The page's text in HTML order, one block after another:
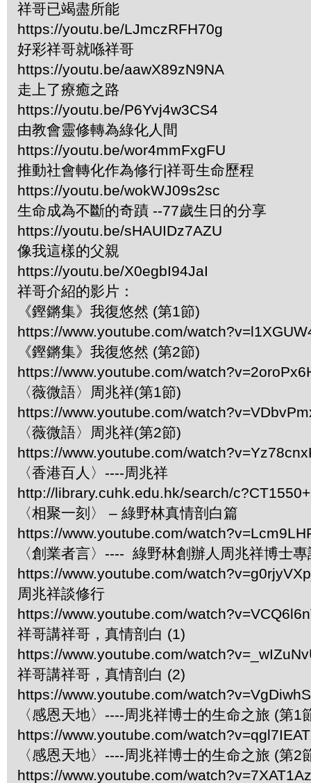
祥哥已竭盡所能
https://youtu.be/LJmczRFH70g
好彩祥哥就喺祥哥
https://youtu.be/aawX89zN9NA
走上了療癒之路
https://youtu.be/P6Yvj4w3CS4
由教會靈修轉為綠化人間
https://youtu.be/wor4mmFxgFU
推動社會轉化作為修行|祥哥生命歷程
https://youtu.be/wokWJ09s2sc
生命成為不斷的奇蹟 --77歲生日的分享
https://youtu.be/sHAUIDz7AZU
像我這樣的父親
https://youtu.be/X0egbI94JaI
祥哥介紹的影片：
《鏗鏘集》我復悠然 (第1節)
https://www.youtube.com/
《鏗鏘集》我復悠然 (第2節)
https://www.youtube.com/
〈薇微語〉周兆祥(第1節)
https://www.youtube.com/
〈薇微語〉周兆祥(第2節)
https://www.youtube.com/
〈香港百人〉----周兆祥
http://library.cuhk.edu.hk/search/
〈相聚一刻〉 – 綠野林真情剖白篇
https://www.youtube.com/
〈創業者言〉---- 綠野林創辦人周兆祥博士專
https://www.youtube.com/
周兆祥談修行
https://www.youtube.com/
祥哥講祥哥，真情剖白 (1)
https://www.youtube.com/
祥哥講祥哥，真情剖白 (2)
https://www.youtube.com/
〈感恩天地〉----周兆祥博士的生命之旅 (第1
https://www.youtube.com/
〈感恩天地〉----周兆祥博士的生命之旅 (第2
https://www.youtube.com/